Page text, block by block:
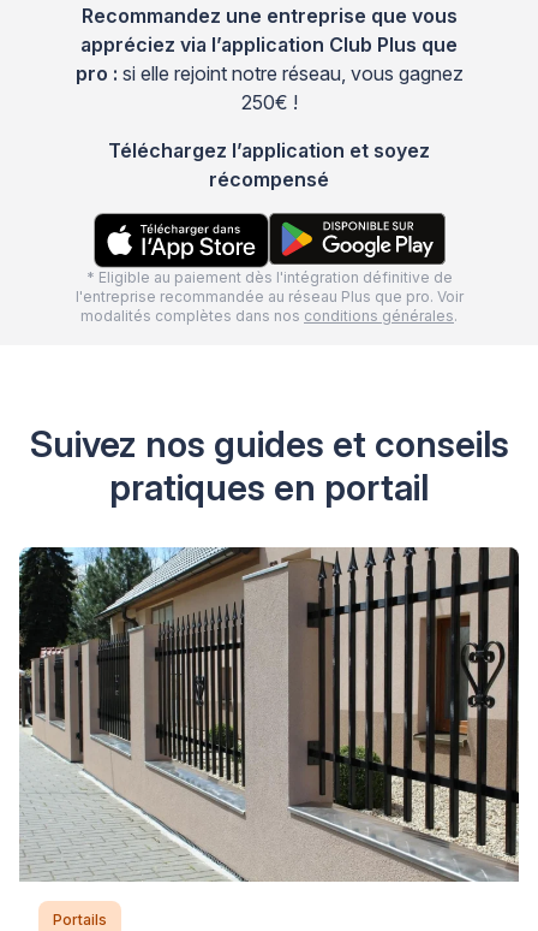
Recommandez une entreprise que vous
appréciez via l’application Club Plus que
pro : si elle rejoint notre réseau, vous gagnez
250€ !
Téléchargez l’application et soyez
récompensé
* Eligible au paiement dès l'intégration définitive de
l'entreprise recommandée au réseau Plus que pro. Voir
modalités complètes dans nos conditions générales.
Suivez nos guides et conseils
pratiques en portail
Portails